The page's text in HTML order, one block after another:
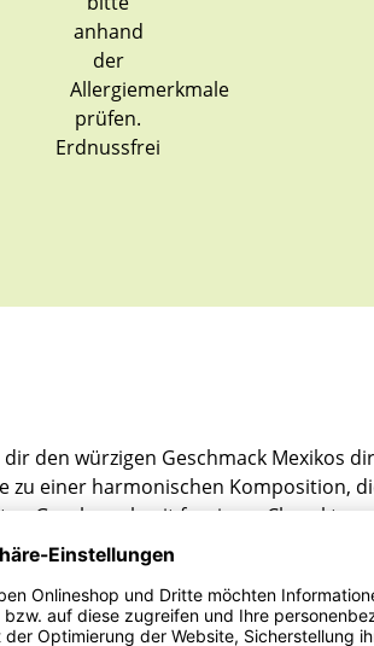
Erdnussfrei
den würzigen Geschmack Mexikos
einer harmonischen Komposition,
Geschmack mit feurigem Charakter
und wärmt dich von innen gleich
Pflanzliche Chili sin Carne bietet